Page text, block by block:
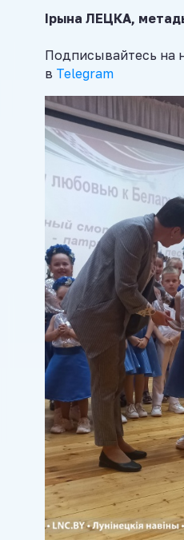
Ірына ЛЕЦКА,
Подписывайтесь на
в Telegram